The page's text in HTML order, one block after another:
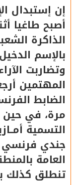
إن إستبدال
أصبح طاغيا
الذاكرة
بالإسم
وتضاربت
المهتمين
الضابط
مرة، في حين
التسمية
جندي
العامة
تنطلق كذلك